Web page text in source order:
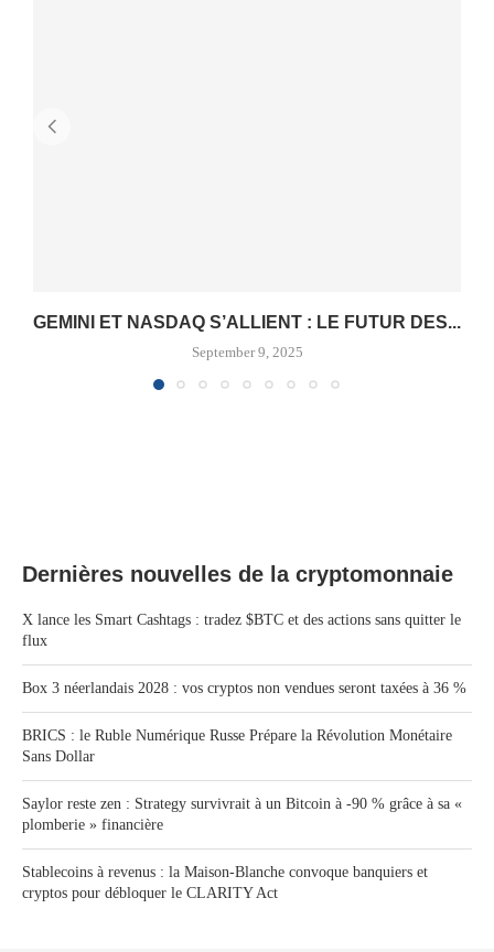
GEMINI ET NASDAQ S’ALLIENT : LE FUTUR DES...
September 9, 2025
Dernières nouvelles de la cryptomonnaie
X lance les Smart Cashtags : tradez $BTC et des actions sans quitter le
flux
Box 3 néerlandais 2028 : vos cryptos non vendues seront taxées à 36 %
BRICS : le Ruble Numérique Russe Prépare la Révolution Monétaire
Sans Dollar
Saylor reste zen : Strategy survivrait à un Bitcoin à -90 % grâce à sa «
plomberie » financière
Stablecoins à revenus : la Maison-Blanche convoque banquiers et
cryptos pour débloquer le CLARITY Act